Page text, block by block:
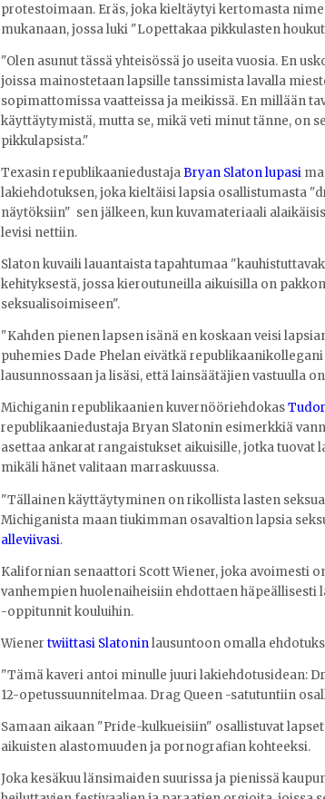
protestoimaan. Eräs, joka kieltäytyi kertomasta
mukanaan, jossa luki "Lopettakaa pikkulasten
"Olen asunut tässä yhteisössä jo useita vuosia. En
joissa mainostetaan lapsille tanssimista lavalla
sopimattomissa vaatteissa ja meikissä. En millään
käyttäytymistä, mutta se, mikä veti minut tänne, on
pikkulapsista."
Texasin republikaaniedustaja Bryan Slaton lupasi
lakiehdotuksen, joka kieltäisi lapsia osallistumasta
näytöksiin" sen jälkeen, kun kuvamateriaali
levisi nettiin.
Slaton kuvaili lauantaista tapahtumaa
kehityksestä, jossa kieroutuneilla aikuisilla on
seksualisoimiseen".
"Kahden pienen lapsen isänä en koskaan veisi
puhemies Dade Phelan eivätkä
lausunnossaan ja lisäsi, että lainsäätäjien vastuulla
Michiganin republikaanien kuvernööriehdokas
republikaaniedustaja Bryan Slatonin esimerkkiä
asettaa ankarat rangaistukset aikuisille, jotka tuovat
mikäli hänet valitaan marraskuussa.
"Tällainen käyttäytyminen on rikollista lasten
Michiganista maan tiukimman osavaltion lapsia
alleviivasi.
Kalifornian senaattori Scott Wiener, joka avoimesti
vanhempien huolenaiheisiin ehdottaen häpeällisesti
-oppitunnit kouluihin.
Wiener twiittasi Slatoninlausuntoon omalla
"Tämä kaveri antoi minulle juuri lakiehdotusidean:
12-opetussuunnitelmaa. Drag Queen -satutuntiin
Samaan aikaan "Pride-kulkueisiin" osallistuvat
aikuisten alastomuuden ja pornografian kohteeksi.
Joka kesäkuu länsimaiden suurissa ja pienissä